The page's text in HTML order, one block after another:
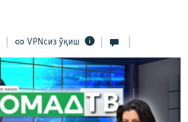
тилларда
VPNсиз ўқиш